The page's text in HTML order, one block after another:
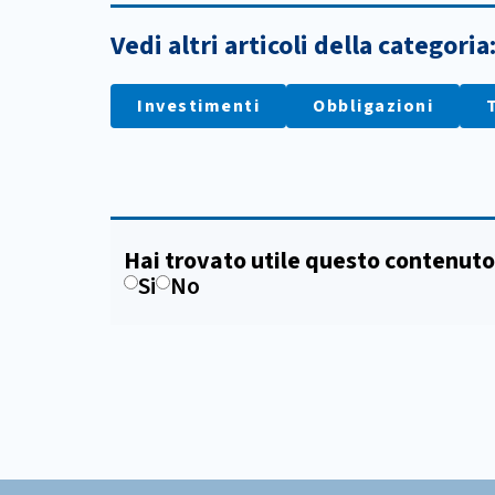
Vedi altri articoli della categoria:
Investimenti Obbligazioni
Hai trovato utile questo
Si No